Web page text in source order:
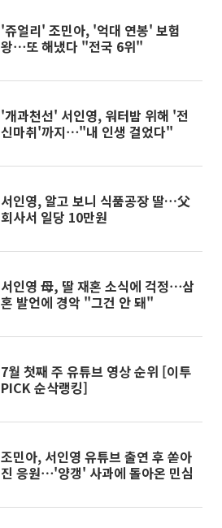
'쥬얼리' 조민아, '억대 연봉' 보험
왕⋯또 해냈다 "전국 6위"
'개과천선' 서인영, 워터밤 위해 '전
신마취'까지⋯"내 인생 걸었다"
서인영, 알고 보니 식품공장 딸…父
회사서 일당 10만원
서인영 母, 딸 재혼 소식에 걱정⋯삼
혼 발언에 경악 "그건 안 돼"
7월 첫째 주 유튜브 영상 순위 [이투
PICK 순삭랭킹]
조민아, 서인영 유튜브 출연 후 쏟아
진 응원⋯'양갱' 사과에 돌아온 민심